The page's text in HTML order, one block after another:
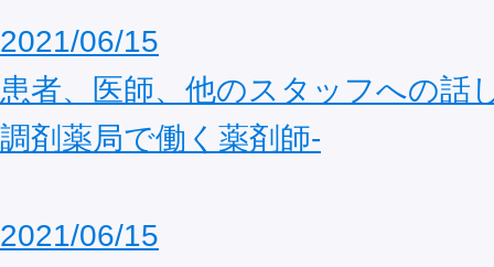
2021/06/15
患者、医師、他のスタッフへの話
調剤薬局で働く薬剤師-
2021/06/15